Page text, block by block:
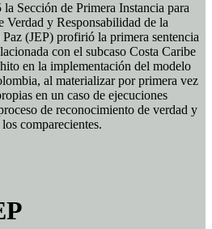
Sección de Primera Instancia para
Verdad y Responsabilidad de la
(JEP) profirió la primera sentencia
con el subcaso Costa Caribe
en la implementación del modelo
al materializar por primera vez
en un caso de ejecuciones
de reconocimiento de verdad y
comparecientes.